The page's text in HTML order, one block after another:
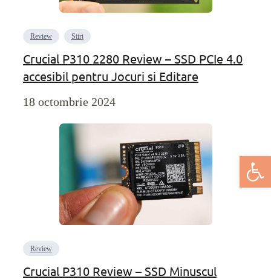
Deschide
Review Stiri
Crucial P310 2280 Review – SSD PCIe 4.0
accesibil pentru Jocuri si Editare
18 octombrie 2024
Review
Crucial P310 Review – SSD Minuscul